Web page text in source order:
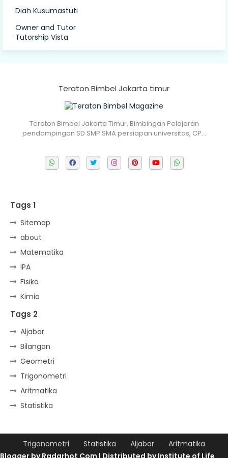
Diah Kusumastuti
Owner and Tutor
Tutorship Vista
Teraton Bimbel Jakarta timur
Teraton Bimbel Jakarta Timur, Bimbingan Pelajaran
pendampingan SD SMP SMA persiapan universitas, CP…
Tags 1
Sitemap
about
Matematika
IPA
Fisika
Kimia
Tags 2
Aljabar
Bilangan
Geometri
Trigonometri
Aritmatika
Statistika
Trigonometri Statistika Aljabar
Aritmatika